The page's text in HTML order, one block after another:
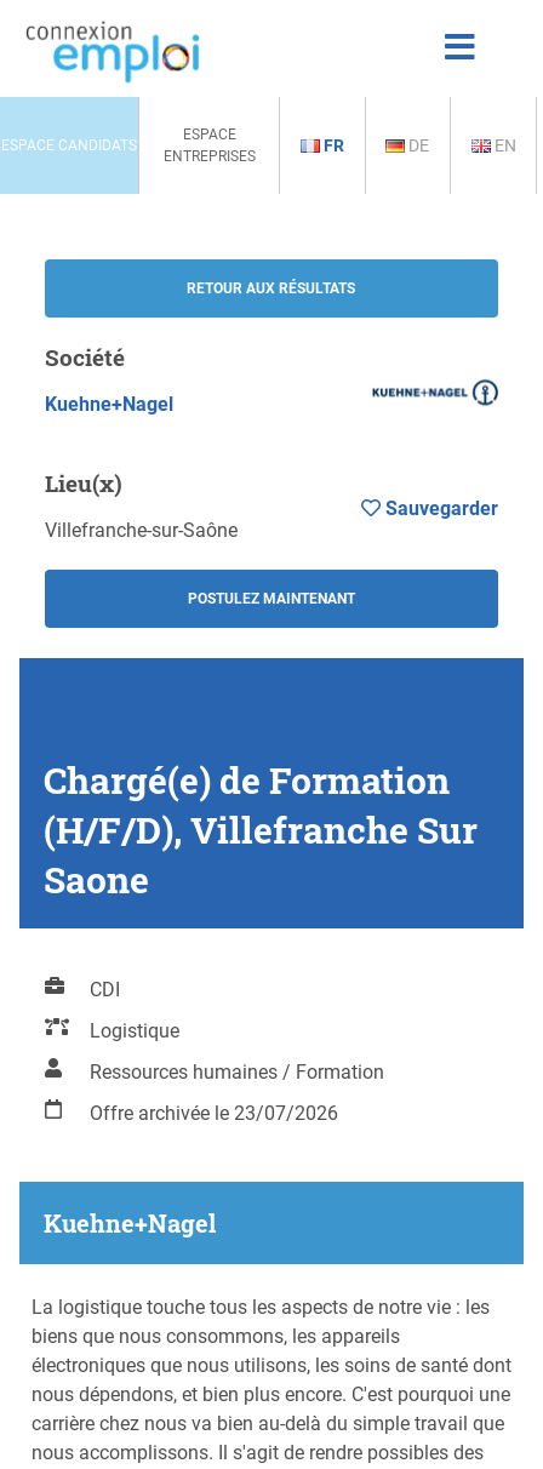
ESPACE CANDIDATS
ESPACE
ENTREPRISES
FR DE EN
RETOUR AUX RÉSULTATS
Société
Kuehne+Nagel
Lieu(x)
Villefranche-sur-Saône
POSTULEZ MAINTENANT
Sauvegarder
Chargé(e) de Formation
(H/F/D), Villefranche Sur
Saone
CDI
Logistique
Ressources humaines / Formation
Offre archivée le 23/07/2026
Kuehne+Nagel
La logistique touche tous les aspects de notre vie : les
biens que nous consommons, les appareils
électroniques que nous utilisons, les soins de santé dont
nous dépendons, et bien plus encore. C'est pourquoi une
carrière chez nous va bien au-delà du simple travail que
nous accomplissons. Il s'agit de rendre possibles des